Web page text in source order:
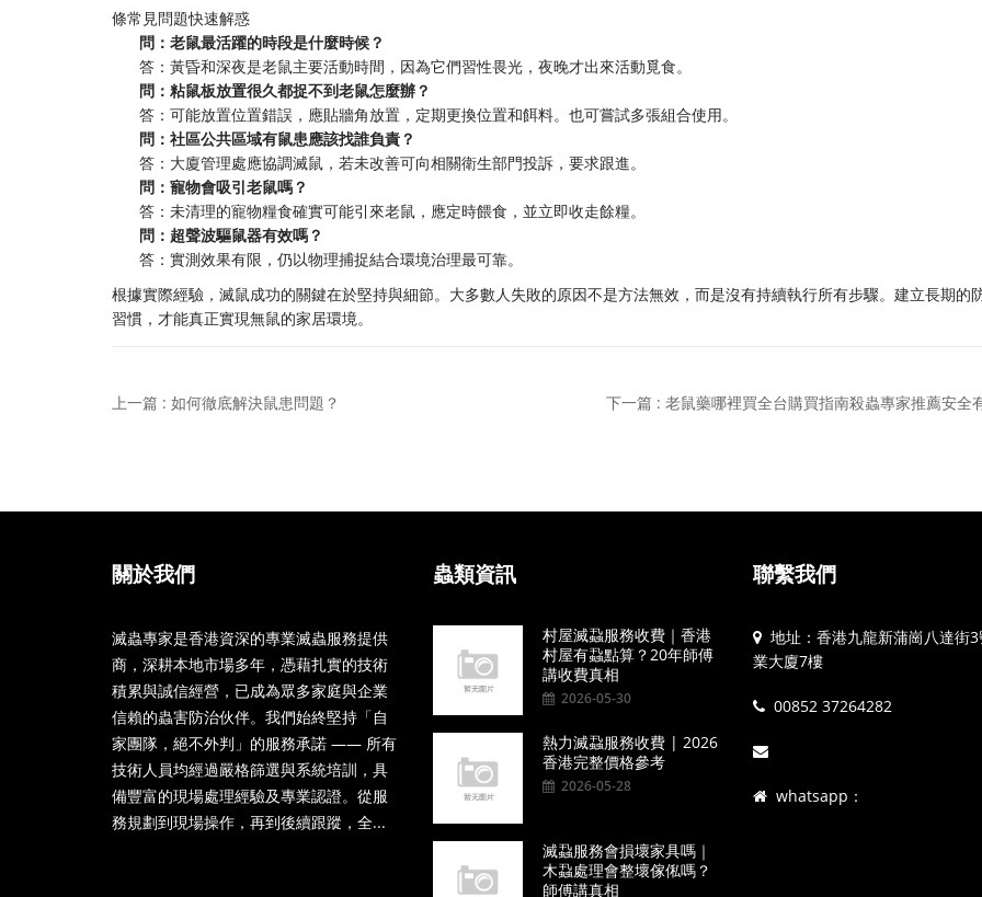
條常見問題快速解惑
​問：老鼠最活躍的時段是什麼時候？​
答：黃昏和深夜是老鼠主要活動時間，因為它們習性畏光，夜晚才出來活動覓食。
​問：粘鼠板放置很久都捉不到老鼠怎麼辦？​
答：可能放置位置錯誤，應貼牆角放置，定期更換位置和餌料。也可嘗試多張組合使用。
​問：社區公共區域有鼠患應該找誰負責？​
答：大廈管理處應協調滅鼠，若未改善可向相關衛生部門投訴，要求跟進。
​問：寵物會吸引老鼠嗎？​
答：未清理的寵物糧食確實可能引來老鼠，應定時餵食，並立即收走餘糧。
​問：超聲波驅鼠器有效嗎？​
答：實測效果有限，仍以物理捕捉結合環境治理最可靠。
根據實際經驗，滅鼠成功的關鍵在於堅持與細節。大多數人失敗的原因不是方法無效，而是沒有持續執行所有步驟。建立長期的
習慣，才能真正實現無鼠的家居環境。
上一篇 : 如何徹底解決鼠患問題？ 下一篇 : 老鼠藥哪裡買全台購買指南殺蟲專家推薦安全
關於我們
滅蟲專家是香港資深的專業滅蟲服務提供
商，深耕本地市場多年，憑藉扎實的技術
積累與誠信經營，已成為眾多家庭與企業
信賴的蟲害防治伙伴。我們始終堅持「自
家團隊，絕不外判」的服務承諾 —— 所有
技術人員均經過嚴格篩選與系統培訓，具
備豐富的現場處理經驗及專業認證。從服
務規劃到現場操作，再到後續跟蹤，全...
蟲類資訊
村屋滅蝨服務收費｜香港
村屋有蝨點算？20年師傅
講收費真相
2026-05-30
熱力滅蝨服務收費 | 2026
香港完整價格參考
2026-05-28
滅蝨服務會損壞家具嗎｜
木蝨處理會整壞傢俬嗎？
師傅講真相
聯繫我們
地址：香港九龍新蒲崗八達街
業大廈7樓
00852 37264282
whatsapp：